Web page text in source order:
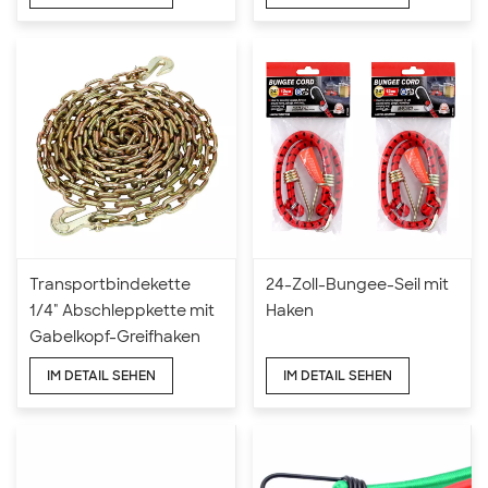
Transportbindekette
1/4" Abschleppkette mit
Gabelkopf-Greifhaken
IM DETAIL SEHEN
24-Zoll-Bungee-Seil mit
Haken
IM DETAIL SEHEN